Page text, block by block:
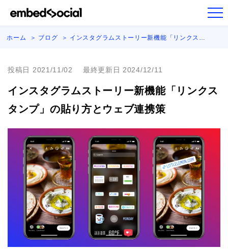
ホーム ブログ インスタグラムストーリー新機能「リンクス…
投稿日 2021/11/02 最終更新日 2024/12/11
インスタグラムストーリー新機能「リンクス
タンプ」の貼り方とウェブ連携策